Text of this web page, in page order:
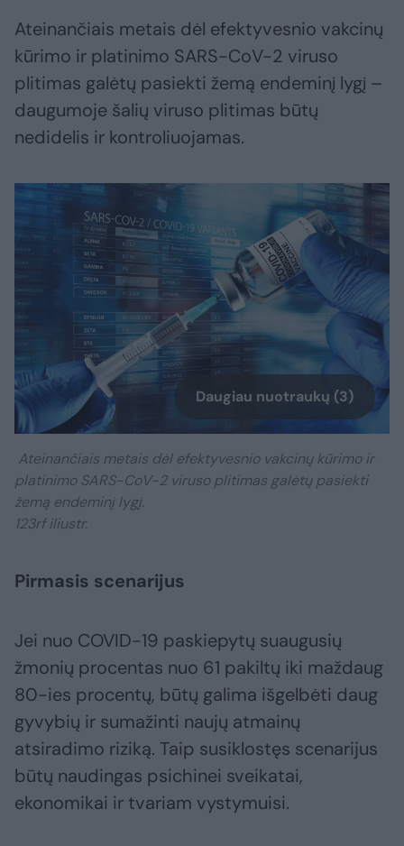
Ateinančiais metais dėl efektyvesnio vakcinų
kūrimo ir platinimo SARS-CoV-2 viruso
plitimas galėtų pasiekti žemą endeminį lygį –
daugumoje šalių viruso plitimas būtų
nedidelis ir kontroliuojamas.
Daugiau nuotraukų (3)
Ateinančiais metais dėl efektyvesnio vakcinų kūrimo ir
platinimo SARS-CoV-2 viruso plitimas galėtų pasiekti
žemą endeminį lygį.
123rf iliustr.
Pirmasis scenarijus
Jei nuo COVID-19 paskiepytų suaugusių
žmonių procentas nuo 61 pakiltų iki maždaug
80-ies procentų, būtų galima išgelbėti daug
gyvybių ir sumažinti naujų atmainų
atsiradimo riziką. Taip susiklostęs scenarijus
būtų naudingas psichinei sveikatai,
ekonomikai ir tvariam vystymuisi.